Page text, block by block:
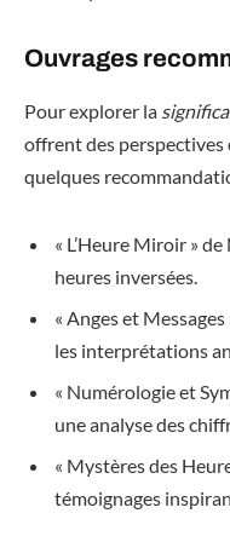
Ouvrages
Pour explorer la
offrent des perspectives
quelques
« L’Heure Miroir »
heures inversées.
« Anges et
les interprétations
« Numérologie et
une analyse des
« Mystères des
témoignages